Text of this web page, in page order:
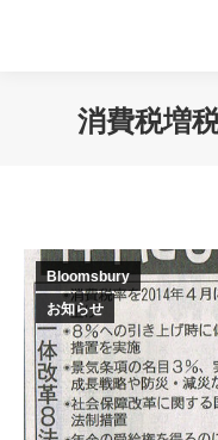
消費税増
Bloomsbury
お知らせ